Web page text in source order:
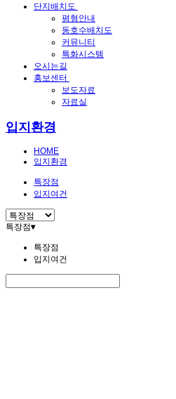
단지배치도
평형안내
동호수배치도
커뮤니티
특화시스템
오시는길
홍보센터
보도자료
자료실
입지환경
HOME
입지환경
특장점
입지여건
특장점▾
특장점
입지여건